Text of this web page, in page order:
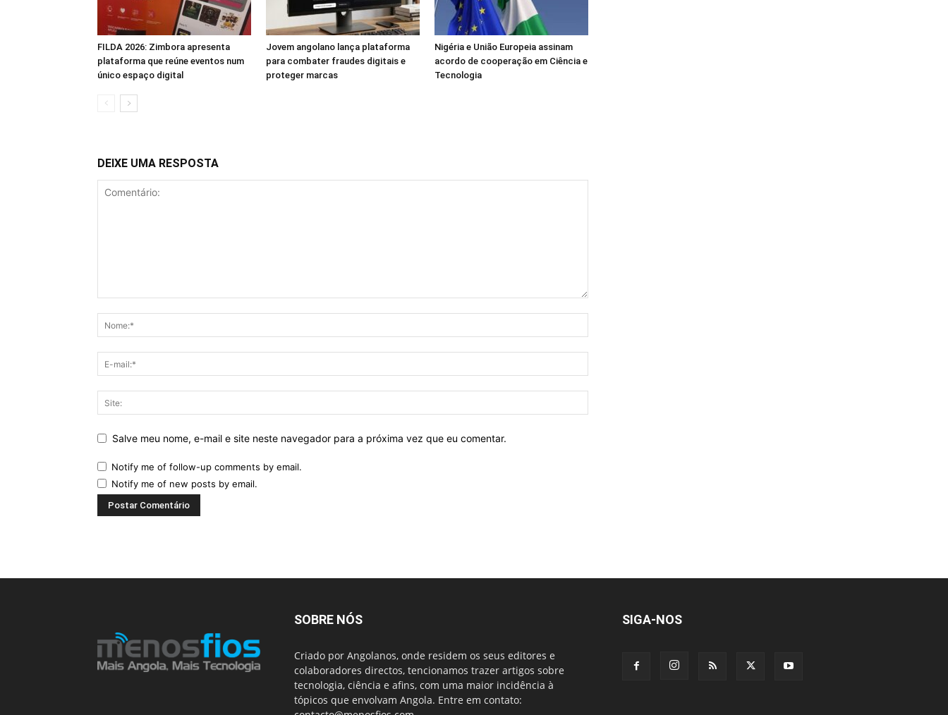
FILDA 2026: Zimbora apresenta
plataforma que reúne eventos num
único espaço digital
Jovem angolano lança plataforma
para combater fraudes digitais e
proteger marcas
Nigéria e União Europeia assinam
acordo de cooperação em Ciência e
Tecnologia
DEIXE UMA RESPOSTA
Salve meu nome, e-mail e site neste navegador para a próxima vez que eu comentar.
Notify me of follow-up comments by email.
Notify me of new posts by email.
SOBRE NÓS
Criado por Angolanos, onde residem os seus editores e
colaboradores directos, tencionamos trazer artigos sobre
tecnologia, ciência e afins, com uma maior incidência à
tópicos que envolvam Angola. Entre em contato:
SIGA-NOS